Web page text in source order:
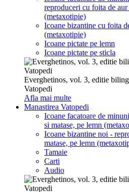
reproduceri cu foita de aur
(metaxotipie)
Icoane bizantine cu foita
(metaxotipie)
Icoane pictate pe lemn
Icoane pictate pe sticla
Everghetinos, vol. 3, editie
Vatopedi
Afla mai multe
Manastirea Vatopedi
Icoane facatoare de
si matase, pe lemn
Icoane bizantine noi -
matase, pe lemn
Tamaie
Carti
Audio